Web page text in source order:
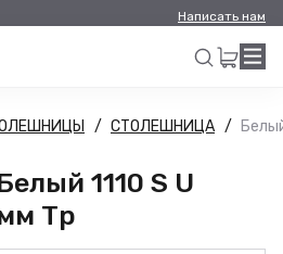
Написать нам
Искать
СТОЛЕШНИЦА
1110 S U
Тр